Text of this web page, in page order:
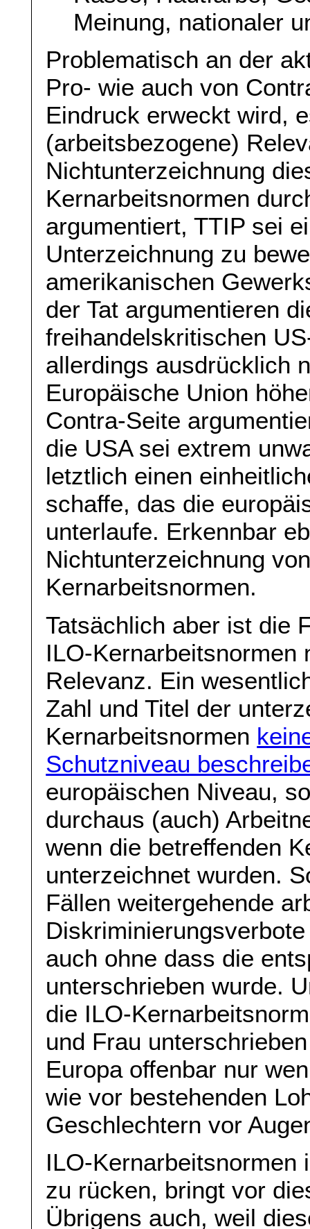
Meinung, nationaler
Problematisch an der
Pro- wie auch von
Eindruck erweckt wird,
(arbeitsbezogene)
Nichtunterzeichnung
Kernarbeitsnormen
argumentiert, TTIP sei
Unterzeichnung zu
amerikanischen
der Tat argumentieren
freihandelskritischen
allerdings ausdrücklich
Europäische Union
Contra-Seite
die USA sei extrem
letztlich einen
schaffe, das die
unterlaufe. Erkennbar
Nichtunterzeichnung
Kernarbeitsnormen.
Tatsächlich aber ist die
ILO-Kernarbeitsnormen
Relevanz. Ein
Zahl und Titel der
Kernarbeitsnormen
Schutzniveau
europäischen Niveau,
durchaus (auch)
wenn die betreffenden
unterzeichnet wurden.
Fällen weitergehende
auch ohne dass die
unterschrieben wurde.
die ILO-
und Frau
Europa offenbar nur
wie vor bestehenden
Geschlechtern vor
ILO-Kernarbeitsnormen
zu rücken, bringt vor
Übrigens auch, weil